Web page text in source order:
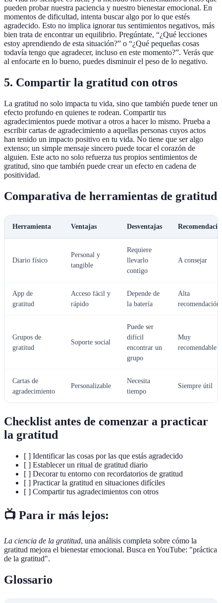
pueden probar nuestra paciencia y nuestro bienestar emocional. En
momentos de dificultad, intenta buscar algo por lo que estés
agradecido. Esto no implica ignorar tus sentimientos negativos, más
bien trata de encontrar un equilibrio. Pregúntate, “¿Qué lecciones
estoy aprendiendo de esta situación?” o “¿Qué pequeñas cosas
todavía tengo que agradecer, incluso en este momento?”. Verás que
al enfocarte en lo bueno, puedes disminuir el peso de lo negativo.
5. Compartir la gratitud con otros
La gratitud no solo impacta tu vida, sino que también puede tener un
efecto profundo en quienes te rodean. Compartir tus
agradecimientos puede motivar a otros a hacer lo mismo. Prueba a
escribir cartas de agradecimiento a aquellas personas cuyos actos
han tenido un impacto positivo en tu vida. No tiene que ser algo
extenso; un simple mensaje sincero puede tocar el corazón de
alguien. Este acto no solo refuerza tus propios sentimientos de
gratitud, sino que también puede crear un efecto en cadena de
positividad.
Comparativa de herramientas de gratitud
Herramienta Ventajas Desventajas
Diario físico
Personal y
tangible
Requiere
llevarlo
contigo
A consejar
App de
gratitud
Acceso fácil y
rápido
Depende de
la batería
Alta
recomendación
Grupos de
gratitud
Soporte social
Puede ser
difícil
encontrar un
grupo
Muy
recomendable
Cartas de
agradecimiento
Personalizable
Necesita
tiempo
Siempre útil
Checklist antes de comenzar a practicar
la gratitud
[ ] Identificar las cosas por las que estás agradecido
[ ] Establecer un ritual de gratitud diario
[ ] Decorar tu entorno con recordatorios de gratitud
[ ] Practicar la gratitud en situaciones difíciles
[ ] Compartir tus agradecimientos con otros
📺 Para ir más lejos:
La ciencia de la gratitud, una análisis completa sobre cómo la
gratitud mejora el bienestar emocional. Busca en YouTube: "práctica
de la gratitud".
Glossario